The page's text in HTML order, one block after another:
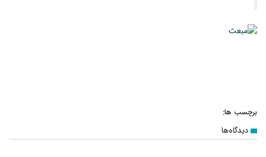
برچسب ها:
دیدگاه‌ها